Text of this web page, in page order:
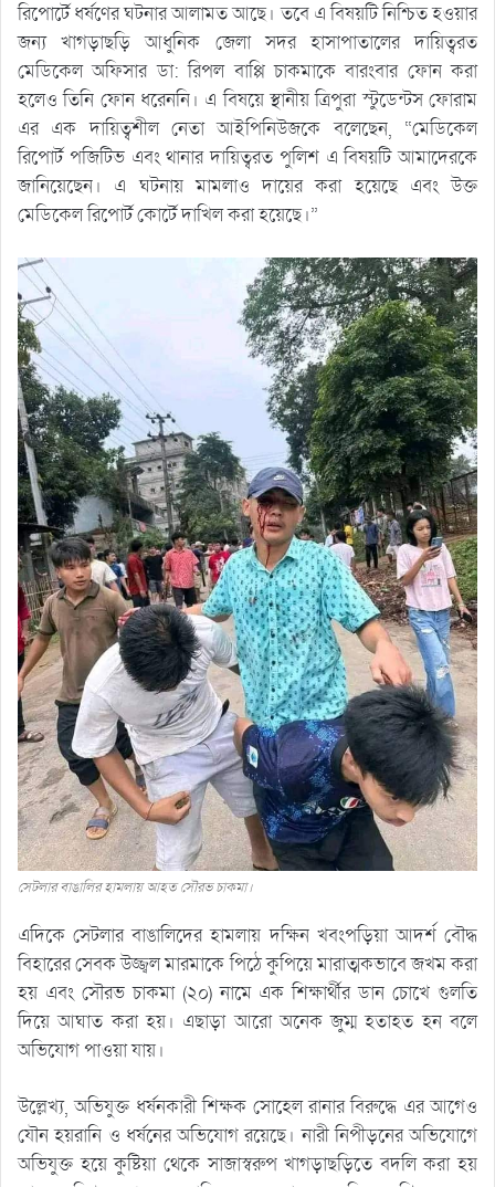
রিপোর্টে ধর্ষণের ঘটনার আলামত আছে। তবে এ বিষয়টি নিশ্চিত হওয়ার
জন্য খাগড়াছড়ি আধুনিক জেলা সদর হাসাপাতালের দায়িত্বরত
মেডিকেল অফিসার ডা: রিপল বাপ্পি চাকমাকে বারংবার ফোন করা
হলেও তিনি ফোন ধরেননি। এ বিষয়ে স্থানীয় ত্রিপুরা স্টুডেন্টস ফোরাম
এর এক দায়িত্বশীল নেতা আইপিনিউজকে বলেছেন, “মেডিকেল
রিপোর্ট পজিটিভ এবং থানার দায়িত্বরত পুলিশ এ বিষয়টি আমাদেরকে
জানিয়েছেন। এ ঘটনায় মামলাও দায়ের করা হয়েছে এবং উক্ত
মেডিকেল রিপোর্ট কোর্টে দাখিল করা হয়েছে।”
সেটলার বাঙালির হামলায় আহত সৌরভ চাকমা।
এদিকে সেটলার বাঙালিদের হামলায় দক্ষিন খবংপড়িয়া আদর্শ বৌদ্ধ
বিহারের সেবক উজ্জ্বল মারমাকে পিঠে কুপিয়ে মারাত্মকভাবে জখম করা
হয় এবং সৌরভ চাকমা (২০) নামে এক শিক্ষার্থীর ডান চোখে গুলতি
দিয়ে আঘাত করা হয়। এছাড়া আরো অনেক জুম্ম হতাহত হন বলে
অভিযোগ পাওয়া যায়।
উল্লেখ্য, অভিযুক্ত ধর্ষনকারী শিক্ষক সোহেল রানার বিরুদ্ধে এর আগেও
যৌন হয়রানি ও ধর্ষনের অভিযোগ রয়েছে। নারী নিপীড়নের অভিযোগে
অভিযুক্ত হয়ে কুষ্টিয়া থেকে সাজাস্বরুপ খাগড়াছড়িতে বদলি করা হয়